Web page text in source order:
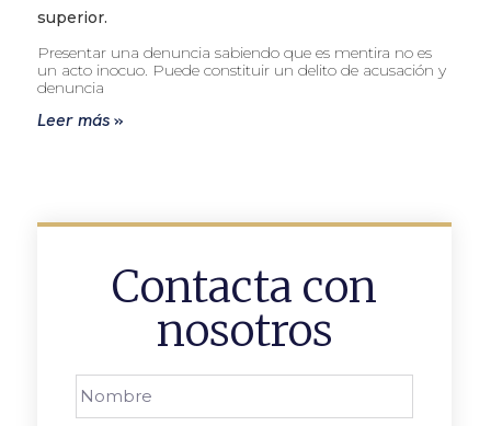
superior.
Presentar una denuncia sabiendo que es mentira no es
un acto inocuo. Puede constituir un delito de acusación y
denuncia
Leer más »
Contacta con
nosotros